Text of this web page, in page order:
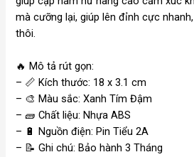
mà cưỡng lại, giúp lên đỉnh cực
thôi.
🔥 Mô tả rút gọn:
– 📏 Kích thước: 18 x 3.1 cm
– 🎨 Màu sắc: Xanh Tím Đậm
– 🧱 Chất liệu: Nhựa ABS
– 🔋
Nguồn điện: Pin Tiểu 2A
– 📝 Ghi chú: Bảo hành 3 Tháng